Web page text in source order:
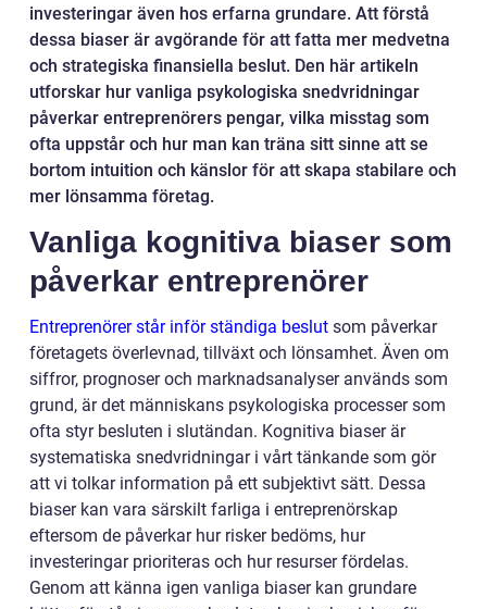
investeringar även hos erfarna grundare. Att förstå
dessa biaser är avgörande för att fatta mer medvetna
och strategiska finansiella beslut. Den här artikeln
utforskar hur vanliga psykologiska snedvridningar
påverkar entreprenörers pengar, vilka misstag som
ofta uppstår och hur man kan träna sitt sinne att se
bortom intuition och känslor för att skapa stabilare och
mer lönsamma företag.
Vanliga kognitiva biaser som
påverkar entreprenörer
Entreprenörer står inför ständiga beslut som påverkar
företagets överlevnad, tillväxt och lönsamhet. Även om
siffror, prognoser och marknadsanalyser används som
grund, är det människans psykologiska processer som
ofta styr besluten i slutändan. Kognitiva biaser är
systematiska snedvridningar i vårt tänkande som gör
att vi tolkar information på ett subjektivt sätt. Dessa
biaser kan vara särskilt farliga i entreprenörskap
eftersom de påverkar hur risker bedöms, hur
investeringar prioriteras och hur resurser fördelas.
Genom att känna igen vanliga biaser kan grundare